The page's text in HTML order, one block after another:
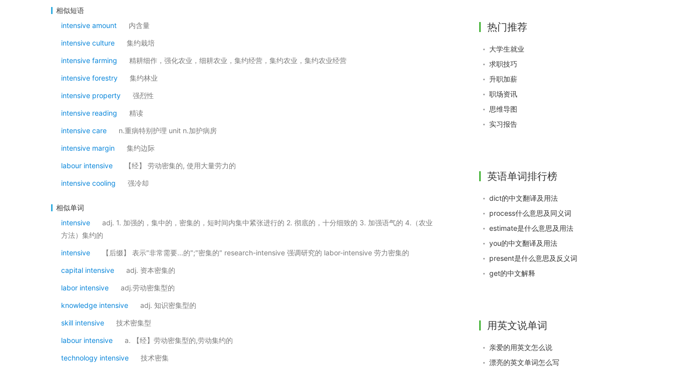
相似短语
intensive amount
内含量
intensive culture 集约栽培
intensive farming 精耕细作，强化农业，细耕农业，集约经营，集约农业，集约农业经营
intensive forestry 集约林业
intensive property 强烈性
intensive reading 精读
intensive care n.重病特别护理 unit n.加护病房
intensive margin 集约边际
labour intensive 【经】 劳动密集的, 使用大量劳力的
intensive cooling 强冷却
相似单词
intensive
adj. 1. 加强的，集中的，密集的，短时间内集中紧张进行的 2. 彻底的，十分细致的 3. 加强语气的 4.（农业
方法）集约的
intensive 【后缀】 表示"非常需要...的";"密集的" research-intensive 强调研究的 labor-intensive 劳力密集的
capital intensive adj. 资本密集的
labor intensive adj.劳动密集型的
knowledge intensive adj. 知识密集型的
skill intensive 技术密集型
labour intensive a. 【经】劳动密集型的,劳动集约的
technology intensive 技术密集
热门推荐
大学生就业
求职技巧
升职加薪
职场资讯
思维导图
实习报告
英语单词排行榜
dict的中文翻译及用法
process什么意思及同义词
estimate是什么意思及用法
you的中文翻译及用法
present是什么意思及反义词
get的中文解释
用英文说单词
亲爱的用英文怎么说
漂亮的英文单词怎么写